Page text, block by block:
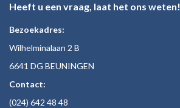
Heeft u een vraag, laat het ons weten!
Bezoekadres:
Wilhelminalaan 2 B
6641 DG BEUNINGEN
Contact:
(024) 642 48 48